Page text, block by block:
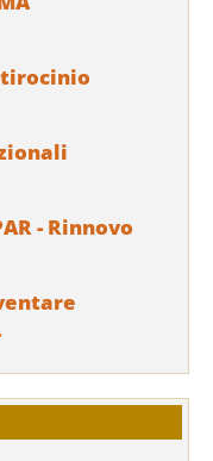
- Rinnovo